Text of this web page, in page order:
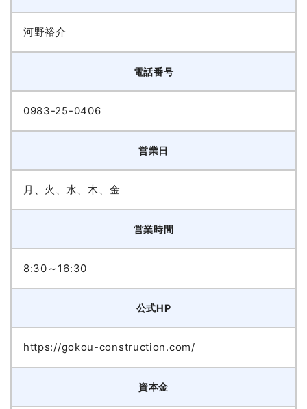
河野裕介
電話番号
0983-25-0406
営業日
月、火、水、木、金
営業時間
8:30～16:30
公式HP
https://gokou-construction.com/
資本金